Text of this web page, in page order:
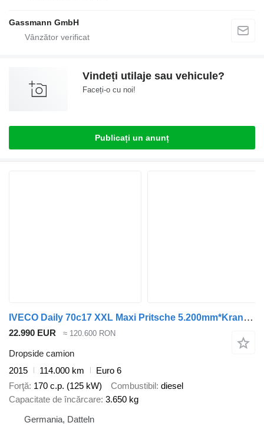
Gassmann GmbH
Vindeți utilaje sau vehicule?
Faceți-o cu noi!
Publicați un anunț
IVECO Daily 70c17 XXL Maxi Pritsche 5.200mm*Kran 1T*
22.990 EUR ≈ 120.600 RON
Dropside camion
2015
114.000 km
Euro 6
Forţă 170 c.p. (125 kW) Combustibil diesel
Capacitate de încărcare 3.650 kg
Germania, Datteln